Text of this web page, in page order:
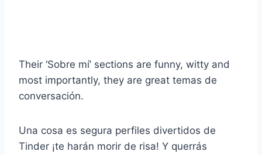
Their ‘Sobre mí’ sections are funny, witty and
most importantly, they are great temas de
conversación.
Una cosa es segura perfiles divertidos de
Tinder ¡te harán morir de risa! Y querrás